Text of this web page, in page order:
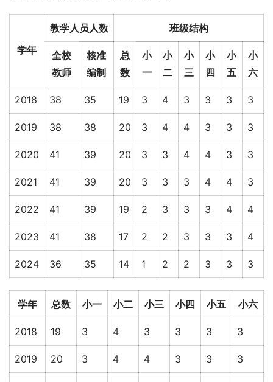
学年
教学人员人数 班级结构
全校
教师
核准
编制
总
数
小
一
小
二
小
三
小
四
小
五
小
六
2018 38 35 19 3 4 3 3 3 3
2019 38 38 20 3 4 4 3 3 3
2020 41 39 20 3 3 4 4 3 3
2021 41 39 20 3 3 3 4 4 3
2022 41 39 19 2 3 3 3 4 4
2023 41 38 17 2 2 3 3 3 4
2024 36 35 14 1 2 2 3 3 3
学年 总数 小一 小二 小三 小四 小五 小六
2018 19 3 4 3 3 3 3
2019 20 3 4 4 3 3 3